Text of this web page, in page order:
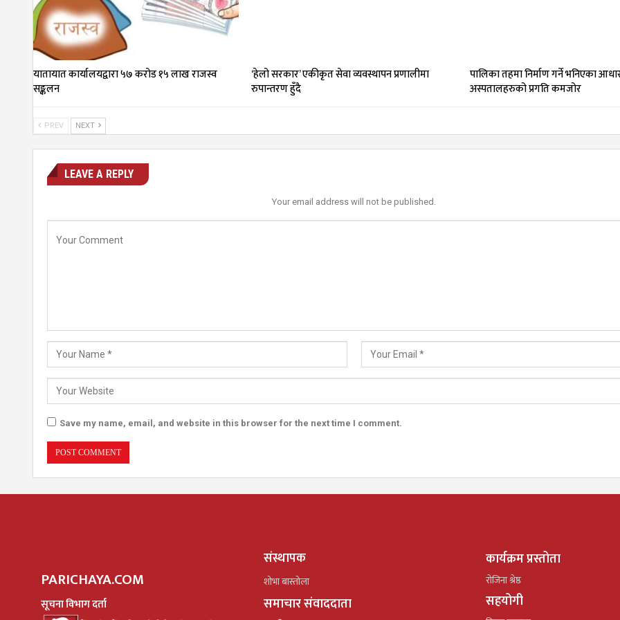
यातायात कार्यालयद्वारा ५७ करोड १५ लाख राजस्व
सङ्कलन
‘हेलो सरकार’ एकीकृत सेवा व्यवस्थापन प्रणालीमा
रुपान्तरण हुँदै
पालिका तहमा निर्माण गर्ने भनिएका
अस्पतालहरुको प्रगति कमजोर
PREV NEXT
LEAVE A REPLY
Your email address will not be published.
Save my name, email, and website in this browser for the next time I comment.
PARICHAYA.COM
सूचना विभाग दर्ता
संस्थापक
शोभा बास्तोला
समाचार संवाददाता
कार्यक्रम प्रस्तोता
रोजिना श्रेष्ठ
सहयोगी